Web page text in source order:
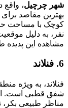
شهر چرچیل، واقع
بهترین مقاصد
نفر، به دلیل
مشاهده این پدیده
6. فنلاند
فنلاند، به ویژه
شفق قطبی است.
مناظر طبیعی